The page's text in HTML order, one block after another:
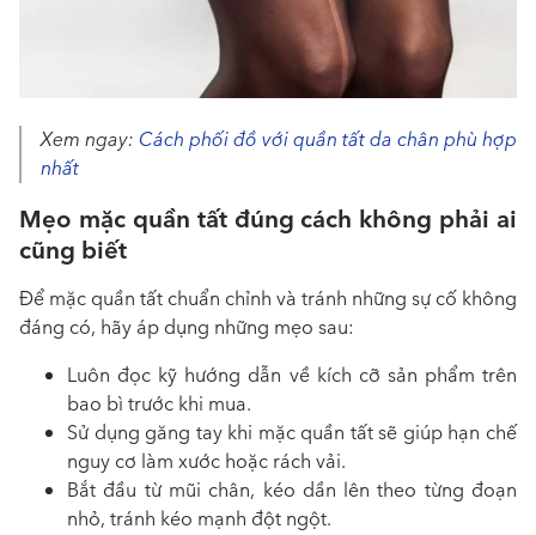
Xem ngay: Cách phối đồ với quần tất da chân phù hợp
nhất
Mẹo mặc quần tất đúng cách không phải ai
cũng biết
Để mặc quần tất chuẩn chỉnh và tránh những sự cố không
đáng có, hãy áp dụng những mẹo sau:
Luôn đọc kỹ hướng dẫn về kích cỡ sản phẩm trên
bao bì trước khi mua.
Sử dụng găng tay khi mặc quần tất sẽ giúp hạn chế
nguy cơ làm xước hoặc rách vải.
Bắt đầu từ mũi chân, kéo dần lên theo từng đoạn
nhỏ, tránh kéo mạnh đột ngột.